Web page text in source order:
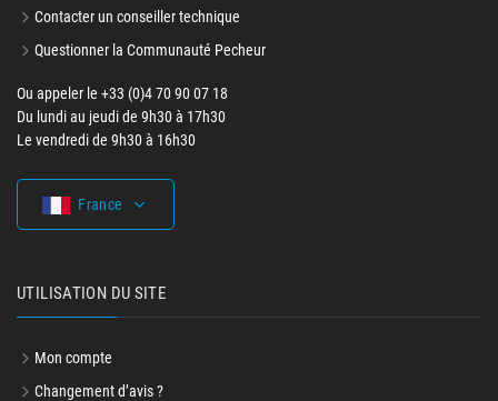
Contacter un conseiller technique
Questionner la Communauté Pecheur
Ou appeler le +33 (0)4 70 90 07 18
Du lundi au jeudi de 9h30 à 17h30
Le vendredi de 9h30 à 16h30
France
UTILISATION DU SITE
Mon compte
Changement d’avis ?